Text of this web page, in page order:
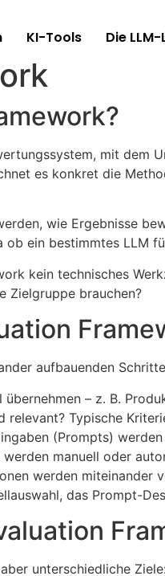
KI-Tools Die LLM-
mit dem
es konkret die
wie Ergebnisse
ein bestimmtes LLM
kein technisches
Zielgruppe brauchen?
aufbauenden
– z. B.
relevant? Typische
(Prompts)
manuell oder
werden
das Prompt-
unterschiedliche Ziele: